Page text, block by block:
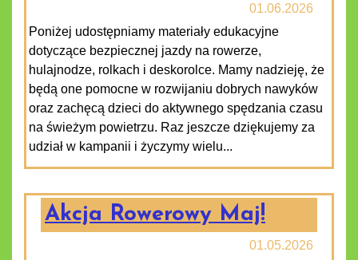
01.06.2026
Poniżej udostępniamy materiały edukacyjne
dotyczące bezpiecznej jazdy na rowerze,
hulajnodze, rolkach i deskorolce. Mamy nadzieję, że
będą one pomocne w rozwijaniu dobrych nawyków
oraz zachęcą dzieci do aktywnego spędzania czasu
na świeżym powietrzu. Raz jeszcze dziękujemy za
udział w kampanii i życzymy wielu...
Akcja Rowerowy Maj!
01.05.2026